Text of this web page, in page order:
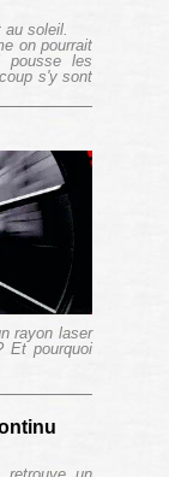
soleil.
on pourrait
les
s'y sont
rayon laser
Et pourquoi